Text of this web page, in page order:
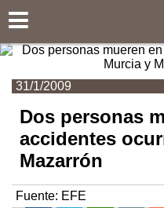
31/1/2009
Dos personas
accidentes
Mazarrón
Fuente: EFE